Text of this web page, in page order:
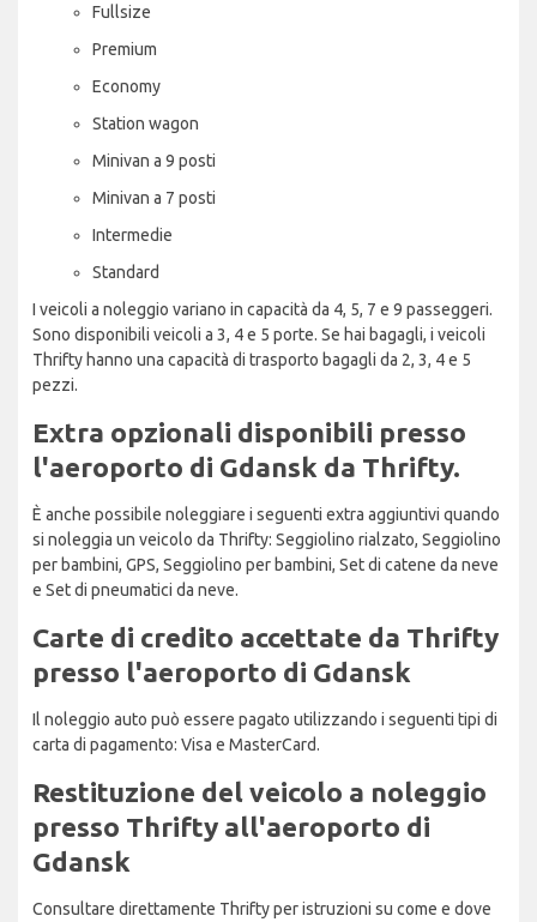
Fullsize
Premium
Economy
Station wagon
Minivan a 9 posti
Minivan a 7 posti
Intermedie
Standard
I veicoli a noleggio variano in capacità da 4, 5, 7 e 9 passeggeri.
Sono disponibili veicoli a 3, 4 e 5 porte. Se hai bagagli, i veicoli
Thrifty hanno una capacità di trasporto bagagli da 2, 3, 4 e 5
pezzi.
Extra opzionali disponibili presso
l'aeroporto di Gdansk da Thrifty.
È anche possibile noleggiare i seguenti extra aggiuntivi quando
si noleggia un veicolo da Thrifty: Seggiolino rialzato, Seggiolino
per bambini, GPS, Seggiolino per bambini, Set di catene da neve
e Set di pneumatici da neve.
Carte di credito accettate da Thrifty
presso l'aeroporto di Gdansk
Il noleggio auto può essere pagato utilizzando i seguenti tipi di
carta di pagamento: Visa e MasterCard.
Restituzione del veicolo a noleggio
presso Thrifty all'aeroporto di
Gdansk
Consultare direttamente Thrifty per istruzioni su come e dove